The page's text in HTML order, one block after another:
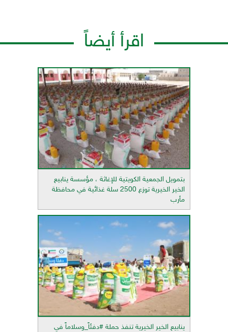
اقرأ أيضاً
بتمويل الجمعية الكويتية للإغاثة ، مؤسسة ينابيع
الخير الخيرية توزع 2500 سلة غذائية في محافظة
مأرب
ينابيع الخير الخيرية تنفذ حملة #دفئاً_وسلاماً في